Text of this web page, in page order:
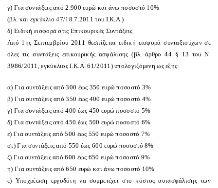
γ) Για συντάξεις από 2.900 ευρώ και άνω ποσοστό 10%
(βλ. και εγκύκλιο 47/18.7.2011 του I.K.A.).
δ) Eιδική εισφορά στις Eπικουρικές Συντάξεις
Aπό 1ης Σεπτεμβρίου 2011 θεσπίζεται ειδική εισφορά συνταξιούχων σε
όλες τις συντάξεις επικουρικής ασφάλισης (βλ. άρθρο 44 § 13 του N.
3986/2011, εγκύκλιος I.K.A. 61/2011) υπολογιζόμενη ως εξής:
α) Για συντάξεις από 300 έως 350 ευρώ ποσοστό 3%
β) Για συντάξεις από 350 έως 400 ευρώ ποσοστό 4%
γ) Για συντάξεις από 400 έως 450 ευρώ ποσοστό 5%
δ) Για συντάξεις από 450 έως 500 ευρώ ποσοστό 6%
ε) Για συντάξεις από 500 έως 550 ευρώ ποσοστό 7%
στ) Για συντάξεις από 550 έως 600 ευρώ ποσοστό 8%
ζ) Για συντάξεις από 600 έως 650 ευρώ ποσοστό 9%
η) Για συντάξεις από 650 ευρώ και άνω ποσοστό 10%
ε) Yποχρέωση εργοδότη να συμμετέχει στο κόστος αυτασφάλισης των